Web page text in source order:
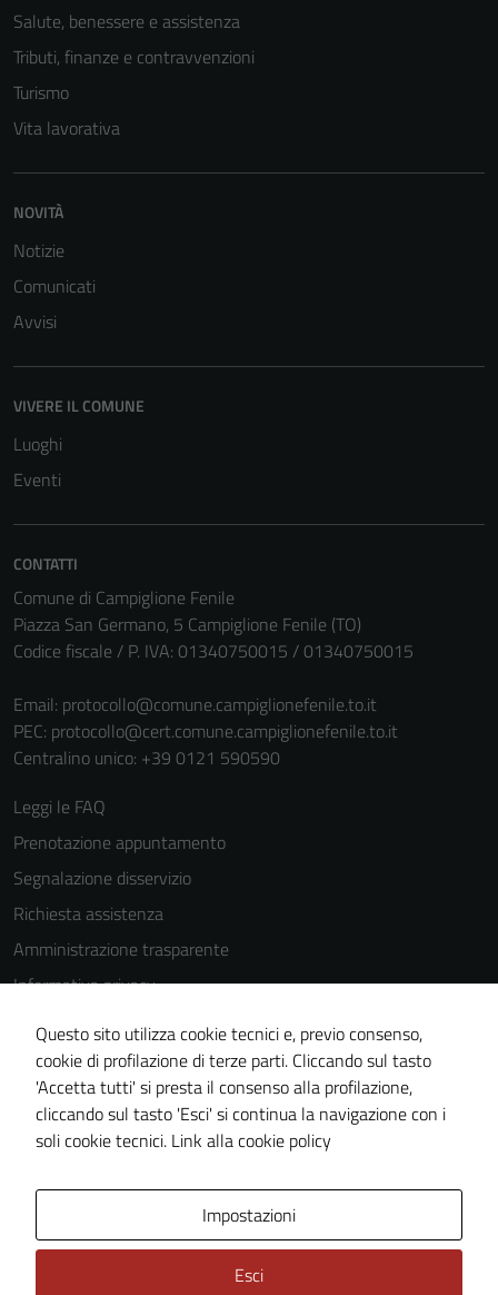
Salute, benessere e assistenza
Tributi, finanze e contravvenzioni
Turismo
Vita lavorativa
NOVITÀ
Notizie
Comunicati
Avvisi
VIVERE IL COMUNE
Luoghi
Eventi
CONTATTI
Comune di Campiglione Fenile
Piazza San Germano, 5 Campiglione Fenile (TO)
Codice fiscale / P. IVA: 01340750015 / 01340750015
Email: protocollo@comune.campiglionefenile.to.it
PEC: protocollo@cert.comune.campiglionefenile.to.it
Centralino unico: +39 0121 590590
Leggi le FAQ
Prenotazione appuntamento
Segnalazione disservizio
Richiesta assistenza
Amministrazione trasparente
Informativa privacy
Cookie Policy
Note legali
Dichiarazione di accessibilità
Piano di miglioramento del sito
Questo sito utilizza cookie tecnici e, previo consenso,
cookie di profilazione di terze parti. Cliccando sul tasto
'Accetta tutti' si presta il consenso alla profilazione,
cliccando sul tasto 'Esci' si continua la navigazione con i
soli cookie tecnici. Link alla cookie policy
Impostazioni
Esci
sono necessari
Questi cookie